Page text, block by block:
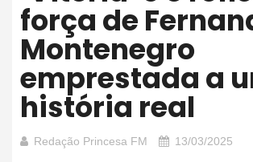
força de
Montenegro
emprestada a
história real
Redação Princesa FM 13/03/2025